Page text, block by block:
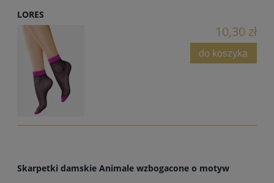
LORES
10,30 zł
do koszyka
Skarpetki damskie Animale wzbogacone o motyw